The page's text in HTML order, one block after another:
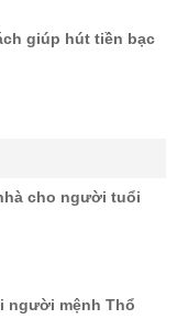
giúp hút tiền bạc
cho người tuổi
người mệnh Thổ